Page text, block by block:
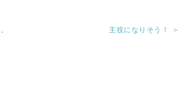
主役になりそう！ ＞